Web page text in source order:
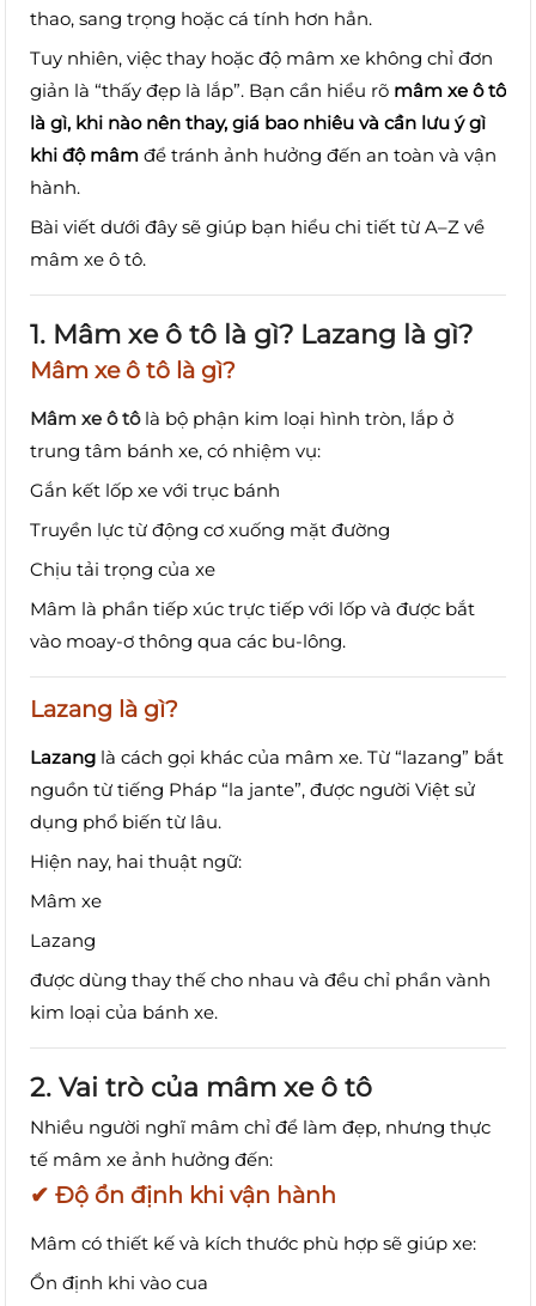
thao, sang trọng hoặc cá tính hơn hẳn.
Tuy nhiên, việc thay hoặc độ mâm xe không chỉ đơn
giản là “thấy đẹp là lắp”. Bạn cần hiểu rõ mâm xe ô tô
là gì, khi nào nên thay, giá bao nhiêu và cần lưu ý gì
khi độ mâm để tránh ảnh hưởng đến an toàn và vận
hành.
Bài viết dưới đây sẽ giúp bạn hiểu chi tiết từ A–Z về
mâm xe ô tô.
1. Mâm xe ô tô là gì? Lazang là gì?
Mâm xe ô tô là gì?
Mâm xe ô tôlà bộ phận kim loại hình tròn, lắp ở
trung tâm bánh xe, có nhiệm vụ:
Gắn kết lốp xe với trục bánh
Truyền lực từ động cơ xuống mặt đường
Chịu tải trọng của xe
Mâm là phần tiếp xúc trực tiếp với lốp và được bắt
vào moay-ơ thông qua các bu-lông.
Lazang là gì?
Lazang là cách gọi khác của mâm xe. Từ “lazang” bắt
nguồn từ tiếng Pháp “la jante”, được người Việt sử
dụng phổ biến từ lâu.
Hiện nay, hai thuật ngữ:
Mâm xe
Lazang
được dùng thay thế cho nhau và đều chỉ phần vành
kim loại của bánh xe.
2. Vai trò của mâm xe ô tô
Nhiều người nghĩ mâm chỉ để làm đẹp, nhưng thực
tế mâm xe ảnh hưởng đến:
✔ Độ ổn định khi vận hành
Mâm có thiết kế và kích thước phù hợp sẽ giúp xe:
Ổn định khi vào cua